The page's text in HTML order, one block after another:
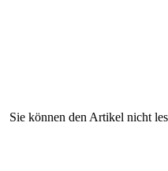
Sie können den Artikel nicht